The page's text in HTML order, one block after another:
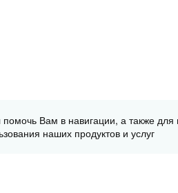
Вам в навигации, а также
наших продуктов и услуг